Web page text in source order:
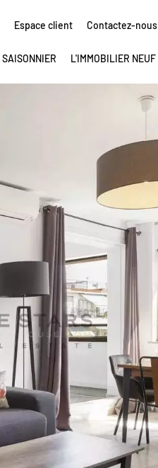
Espace client Contactez-nous
SAISONNIER L'IMMOBILIER NEUF